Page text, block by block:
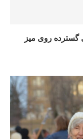
گسترده روی میز